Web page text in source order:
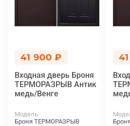
41 900 ₽
Входная дверь Броня
ТЕРМОРАЗРЫВ Антик
медь/Венге
Модель
Броня ТЕРМОРАЗРЫВ